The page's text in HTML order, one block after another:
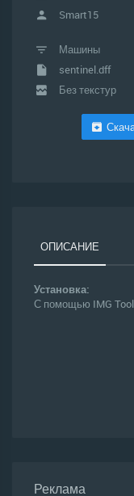
Smart15
Машины
sentinel.dff
Без текстур
ОПИСАНИЕ
Установка:
С помощью IMG Tool
Реклама